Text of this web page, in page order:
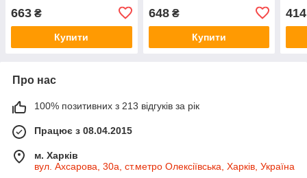
663 ₴
Купити
648₴
Купити
414
Про нас
100% позитивних з 213 відгуків за рік
Працює з 08.04.2015
м. Харків
вул. Ахсарова, 30а, ст.метро Олексіївська, Харків, Україна